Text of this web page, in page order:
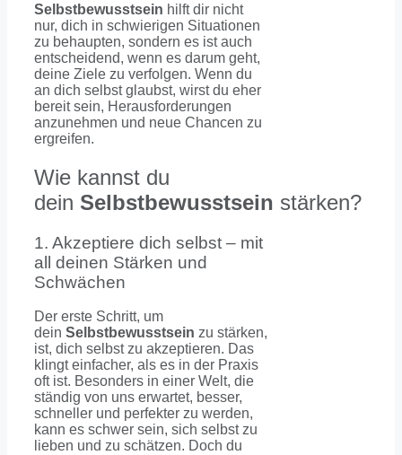
Selbstbewusstsein hilft dir nicht
nur, dich in schwierigen Situationen
zu behaupten, sondern es ist auch
entscheidend, wenn es darum geht,
deine Ziele zu verfolgen. Wenn du
an dich selbst glaubst, wirst du eher
bereit sein, Herausforderungen
anzunehmen und neue Chancen zu
ergreifen.
Wie kannst du
dein Selbstbewusstsein stärken?
1. Akzeptiere dich selbst – mit
all deinen Stärken und
Schwächen
Der erste Schritt, um
dein Selbstbewusstsein zu stärken,
ist, dich selbst zu akzeptieren. Das
klingt einfacher, als es in der Praxis
oft ist. Besonders in einer Welt, die
ständig von uns erwartet, besser,
schneller und perfekter zu werden,
kann es schwer sein, sich selbst zu
lieben und zu schätzen. Doch du